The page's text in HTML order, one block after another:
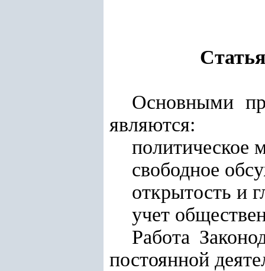
Основными
являются:
политическое
свободное
открытость и
учет
Работа
постоянной